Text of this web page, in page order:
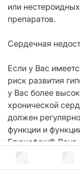
В
или
препаратов.
Сердечная
Если у Вас
риск развития
у Вас более
хронической
должен
функции и
Глюкофаж® Лонг.